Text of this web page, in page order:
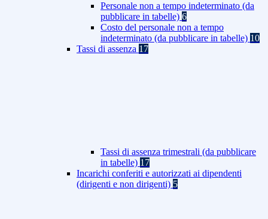
Personale non a tempo indeterminato (da
pubblicare in tabelle) 6
Costo del personale non a tempo
indeterminato (da pubblicare in tabelle) 10
Tassi di assenza 17
Tassi di assenza trimestrali (da pubblicare
in tabelle) 17
Incarichi conferiti e autorizzati ai dipendenti
(dirigenti e non dirigenti) 5